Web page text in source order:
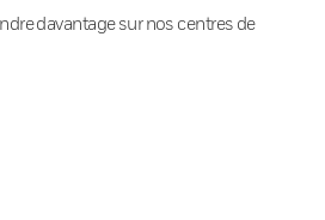
davantage sur nos centres de